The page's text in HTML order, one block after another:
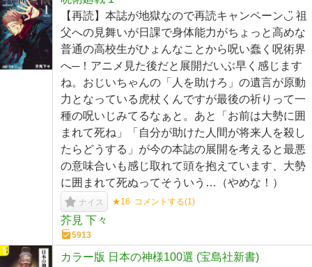
【再読】本誌が地獄なので再読キャンペーン◡̈ 祖
父への見舞いが日課で身体能力がちょっと高めな
普通の高校生がひょんなことから呪い蠢く呪術界
へ─！アニメ見た後だと展開だいぶ早く感じます
ね。おじいちゃんの「人を助けろ」の遺言が原動
力となっている虎杖くんですが最後の祈りって一
種の呪いじみてるなぁと。あと「お前は大勢に囲
まれて死ね」「自分が助けた人間が将来人を殺し
たらどうする」が今の本誌の展開を考えると最悪
の意味合いも感じ取れて頭を抱えています、大勢
に囲まれて死ぬってそういう…（やめな！）
ナイス ★16 コメントする(1)
芥見 下々
5913
カラー版 日本の神様100選 (宝島社新書)